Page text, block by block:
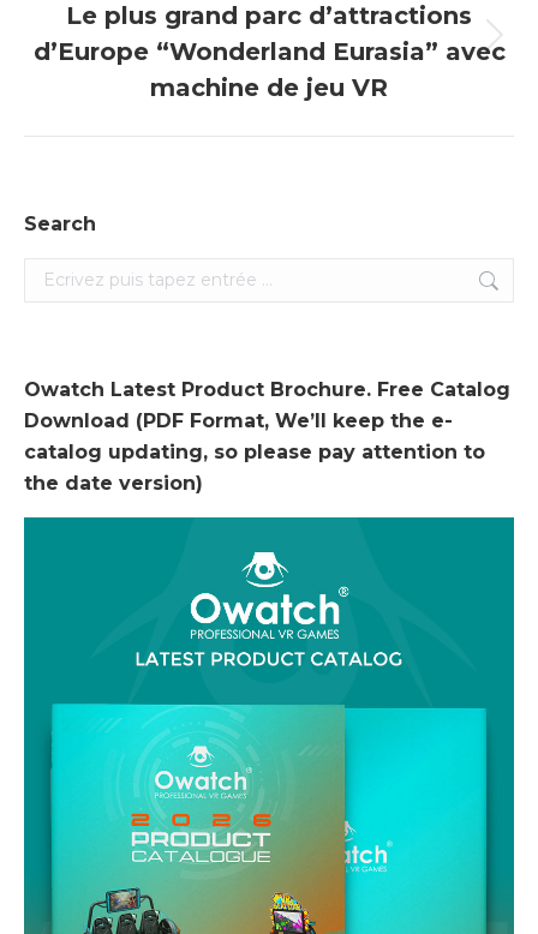
Onglet
suivant
Le plus grand parc d’attractions
d’Europe “Wonderland Eurasia” avec
machine de jeu VR
Search
Search:
Owatch Latest Product Brochure. Free Catalog
Download (PDF Format, We’ll keep the e-
catalog updating, so please pay attention to
the date version)